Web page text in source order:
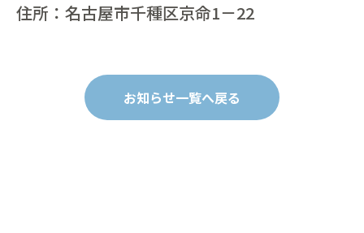
住所：名古屋市千種区京命1－22
お知らせ一覧へ戻る